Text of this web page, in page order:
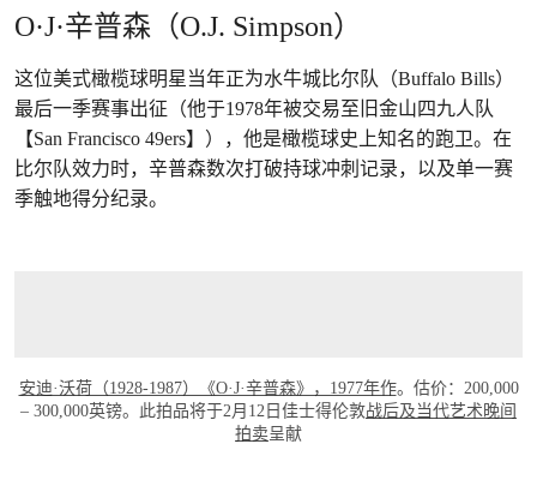
O·J·辛普森（O.J. Simpson）
这位美式橄榄球明星当年正为水牛城比尔队（Buffalo Bills）
最后一季赛事出征（他于1978年被交易至旧金山四九人队
【San Francisco 49ers】），他是橄榄球史上知名的跑卫。在
比尔队效力时，辛普森数次打破持球冲刺记录，以及单一赛
季触地得分纪录。
安迪·沃荷（1928-1987）《O·J·辛普森》，1977年作。估价：200,000
– 300,000英镑。此拍品将于2月12日佳士得伦敦战后及当代艺术晚间
拍卖呈献